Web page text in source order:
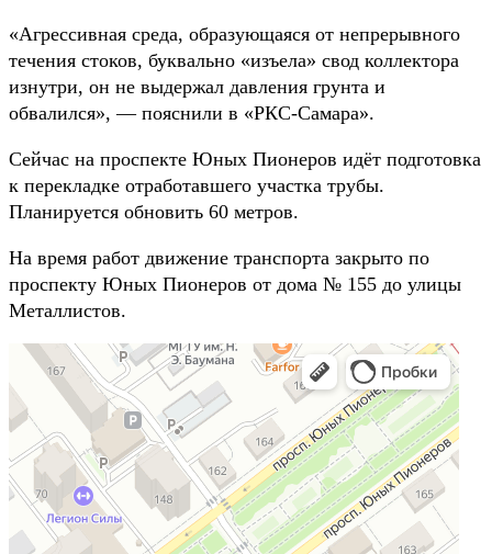
«Агрессивная среда, образующаяся от непрерывного
течения стоков, буквально «изъела» свод коллектора
изнутри, он не выдержал давления грунта и
обвалился», — пояснили в «РКС-Самара».
Сейчас на проспекте Юных Пионеров идёт подготовка
к перекладке отработавшего участка трубы.
Планируется обновить 60 метров.
На время работ движение транспорта закрыто по
проспекту Юных Пионеров от дома № 155 до улицы
Металлистов.